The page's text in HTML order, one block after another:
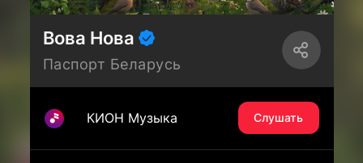
Вова Нова
Паспорт Беларусь
КИОН Музыка Слушать